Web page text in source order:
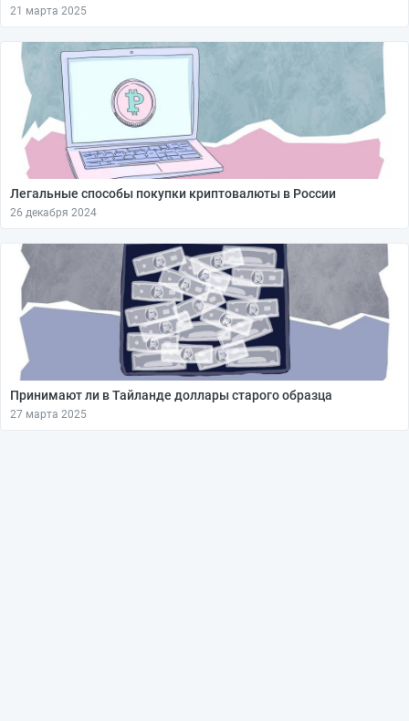
21 марта 2025
Легальные способы покупки криптовалюты в России
26 декабря 2024
Принимают ли в Тайланде доллары старого образца
27 марта 2025